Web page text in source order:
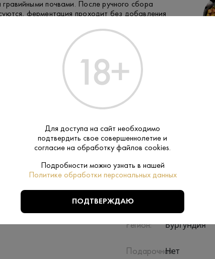
гравийными почвами. После ручного сбора
ферментация проходит без добавления
Выдержка осуществляется в течение
дубовых бочках, 25% из которых
Joseph Drouhin основано в 1880 году
к качеству и традициям виноделия.
Maison
Сахар:
Регион: Бургундия
ПодарочнаяНет
Для доступа на сайт необходимо
подтвердить свое совершеннолетие и
согласие на обработку файлов cookies.
Подробности можно узнать в нашей
Политике обработки персональных данных
ПОДТВЕРЖДАЮ